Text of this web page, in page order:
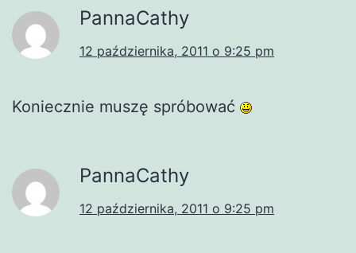
PannaCathy
12 października, 2011 o 9:25 pm
Koniecznie muszę spróbować
PannaCathy
12 października, 2011 o 9:25 pm